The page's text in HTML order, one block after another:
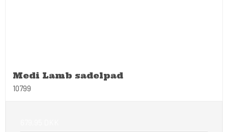
Medi Lamb sadelpad
10799